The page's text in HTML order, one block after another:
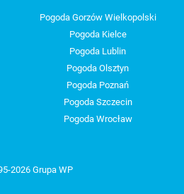
Pogoda Gorzów Wielkopolski
Pogoda Kielce
Pogoda Lublin
Pogoda Olsztyn
Pogoda Poznań
Pogoda Szczecin
Pogoda Wrocław
2026 Grupa WP